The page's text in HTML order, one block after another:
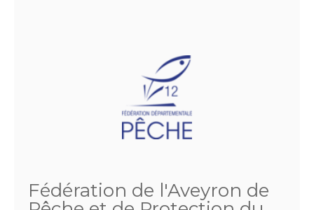
Fédération de l'Aveyron de